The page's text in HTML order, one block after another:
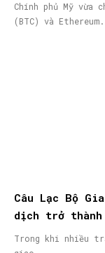
Chính phủ Mỹ vừa
(BTC) và
Câu Lạc Bộ
dịch trở
Trong khi nhiều